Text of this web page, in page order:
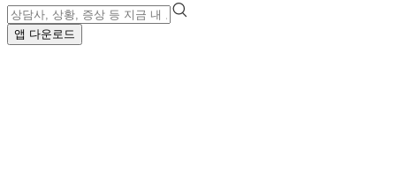
앱 다운로드